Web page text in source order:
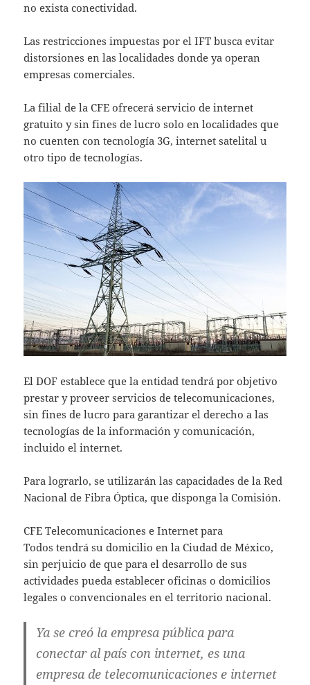
no exista conectividad.
Las restricciones impuestas por el IFT busca evitar
distorsiones en las localidades donde ya operan
empresas comerciales.
La filial de la CFE ofrecerá servicio de internet
gratuito y sin fines de lucro solo en localidades que
no cuenten con tecnología 3G, internet satelital u
otro tipo de tecnologías.
El DOF establece que la entidad tendrá por objetivo
prestar y proveer servicios de telecomunicaciones,
sin fines de lucro para garantizar el derecho a las
tecnologías de la información y comunicación,
incluido el internet.
Para lograrlo, se utilizarán las capacidades de la Red
Nacional de Fibra Óptica, que disponga la Comisión.
CFE Telecomunicaciones e Internet para
Todos tendrá su domicilio en la Ciudad de México,
sin perjuicio de que para el desarrollo de sus
actividades pueda establecer oficinas o domicilios
legales o convencionales en el territorio nacional.
Ya se creó la empresa pública para
conectar al país con internet, es una
empresa de telecomunicaciones e internet